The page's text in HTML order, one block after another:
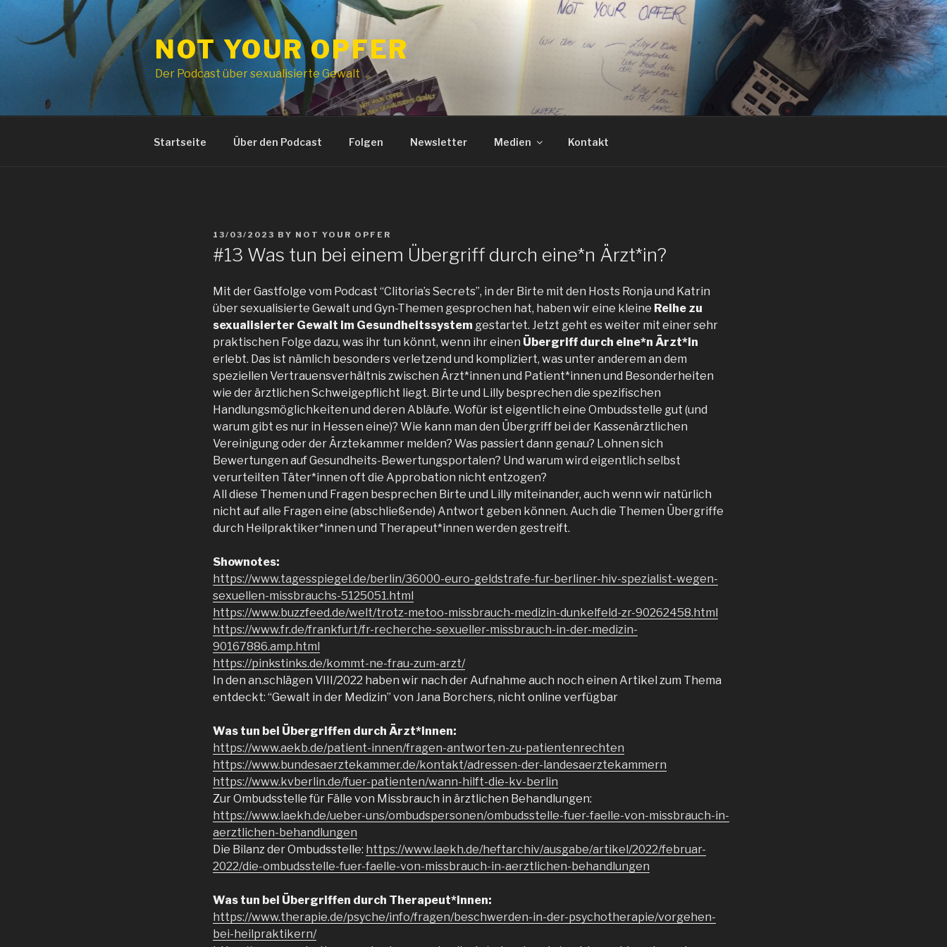
content
NOT YOUR OPFER
Der Podcast über sexualisierte Gewalt
Startseite Über den Podcast Folgen Newsletter Medien Kontakt
POSTED
ON
13/03/2023 BY NOT YOUR OPFER
#13 Was tun bei einem Übergriff durch eine*n Ärzt*in?
Mit der Gastfolge vom Podcast “Clitoria’s Secrets”, in der Birte mit den Hosts Ronja und Katrin
über sexualisierte Gewalt und Gyn-Themen gesprochen hat, haben wir eine kleine Reihe zu
sexualisierter Gewalt im Gesundheitssystem gestartet. Jetzt geht es weiter mit einer sehr
praktischen Folge dazu, was ihr tun könnt, wenn ihr einen Übergriff durch eine*n Ärzt*in
erlebt. Das ist nämlich besonders verletzend und kompliziert, was unter anderem an dem
speziellen Vertrauensverhältnis zwischen Ärzt*innen und Patient*innen und Besonderheiten
wie der ärztlichen Schweigepflicht liegt. Birte und Lilly besprechen die spezifischen
Handlungsmöglichkeiten und deren Abläufe. Wofür ist eigentlich eine Ombudsstelle gut (und
warum gibt es nur in Hessen eine)? Wie kann man den Übergriff bei der Kassenärztlichen
Vereinigung oder der Ärztekammer melden? Was passiert dann genau? Lohnen sich
Bewertungen auf Gesundheits-Bewertungsportalen? Und warum wird eigentlich selbst
verurteilten Täter*innen oft die Approbation nicht entzogen?
All diese Themen und Fragen besprechen Birte und Lilly miteinander, auch wenn wir natürlich
nicht auf alle Fragen eine (abschließende) Antwort geben können. Auch die Themen Übergriffe
durch Heilpraktiker*innen und Therapeut*innen werden gestreift.
Shownotes:
https://www.tagesspiegel.de/berlin/36000-euro-geldstrafe-fur-berliner-hiv-spezialist-wegen-
sexuellen-missbrauchs-5125051.html
https://www.buzzfeed.de/welt/trotz-metoo-missbrauch-medizin-dunkelfeld-zr-90262458.html
https://www.fr.de/frankfurt/fr-recherche-sexueller-missbrauch-in-der-medizin-
90167886.amp.html
https://pinkstinks.de/kommt-ne-frau-zum-arzt/
In den an.schlägen VIII/2022 haben wir nach der Aufnahme auch noch einen Artikel zum Thema
entdeckt: “Gewalt in der Medizin” von Jana Borchers, nicht online verfügbar
Was tun bei Übergriffen durch Ärzt*innen:
https://www.aekb.de/patient-innen/fragen-antworten-zu-patientenrechten
https://www.bundesaerztekammer.de/kontakt/adressen-der-landesaerztekammern
https://www.kvberlin.de/fuer-patienten/wann-hilft-die-kv-berlin
Zur Ombudsstelle für Fälle von Missbrauch in ärztlichen Behandlungen:
https://www.laekh.de/ueber-uns/ombudspersonen/ombudsstelle-fuer-faelle-von-missbrauch-in-
aerztlichen-behandlungen
Die Bilanz der Ombudsstelle: https://www.laekh.de/heftarchiv/ausgabe/artikel/2022/februar-
2022/die-ombudsstelle-fuer-faelle-von-missbrauch-in-aerztlichen-behandlungen
Was tun bei Übergriffen durch Therapeut*innen:
https://www.therapie.de/psyche/info/fragen/beschwerden-in-der-psychotherapie/vorgehen-
bei-heilpraktikern/